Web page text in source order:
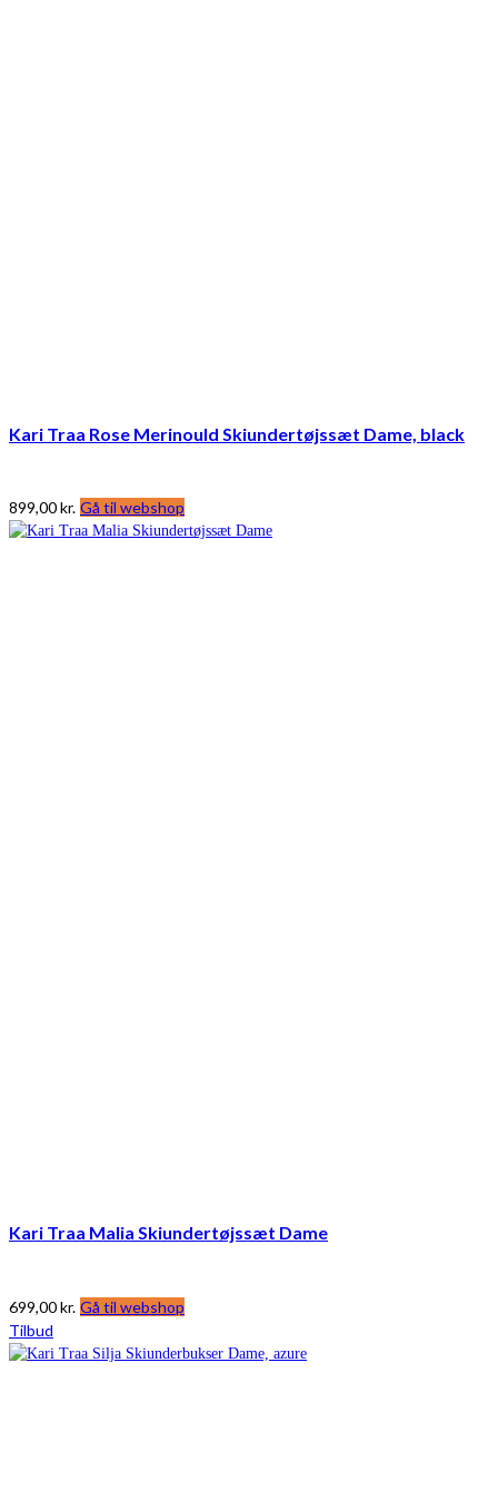
Kari Traa Rose Merinould Skiundertøjssæt Dame, black
899,00kr. Gå til webshop
Kari Traa Malia Skiundertøjssæt Dame
699,00kr. Gå til webshop
Tilbud